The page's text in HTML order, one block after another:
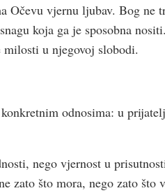
Očevu vjernu ljubav. Bog ne
koja ga je sposobna
u njegovoj slobodi.
odnosima: u
nego vjernost u
zato što mora, nego zato što